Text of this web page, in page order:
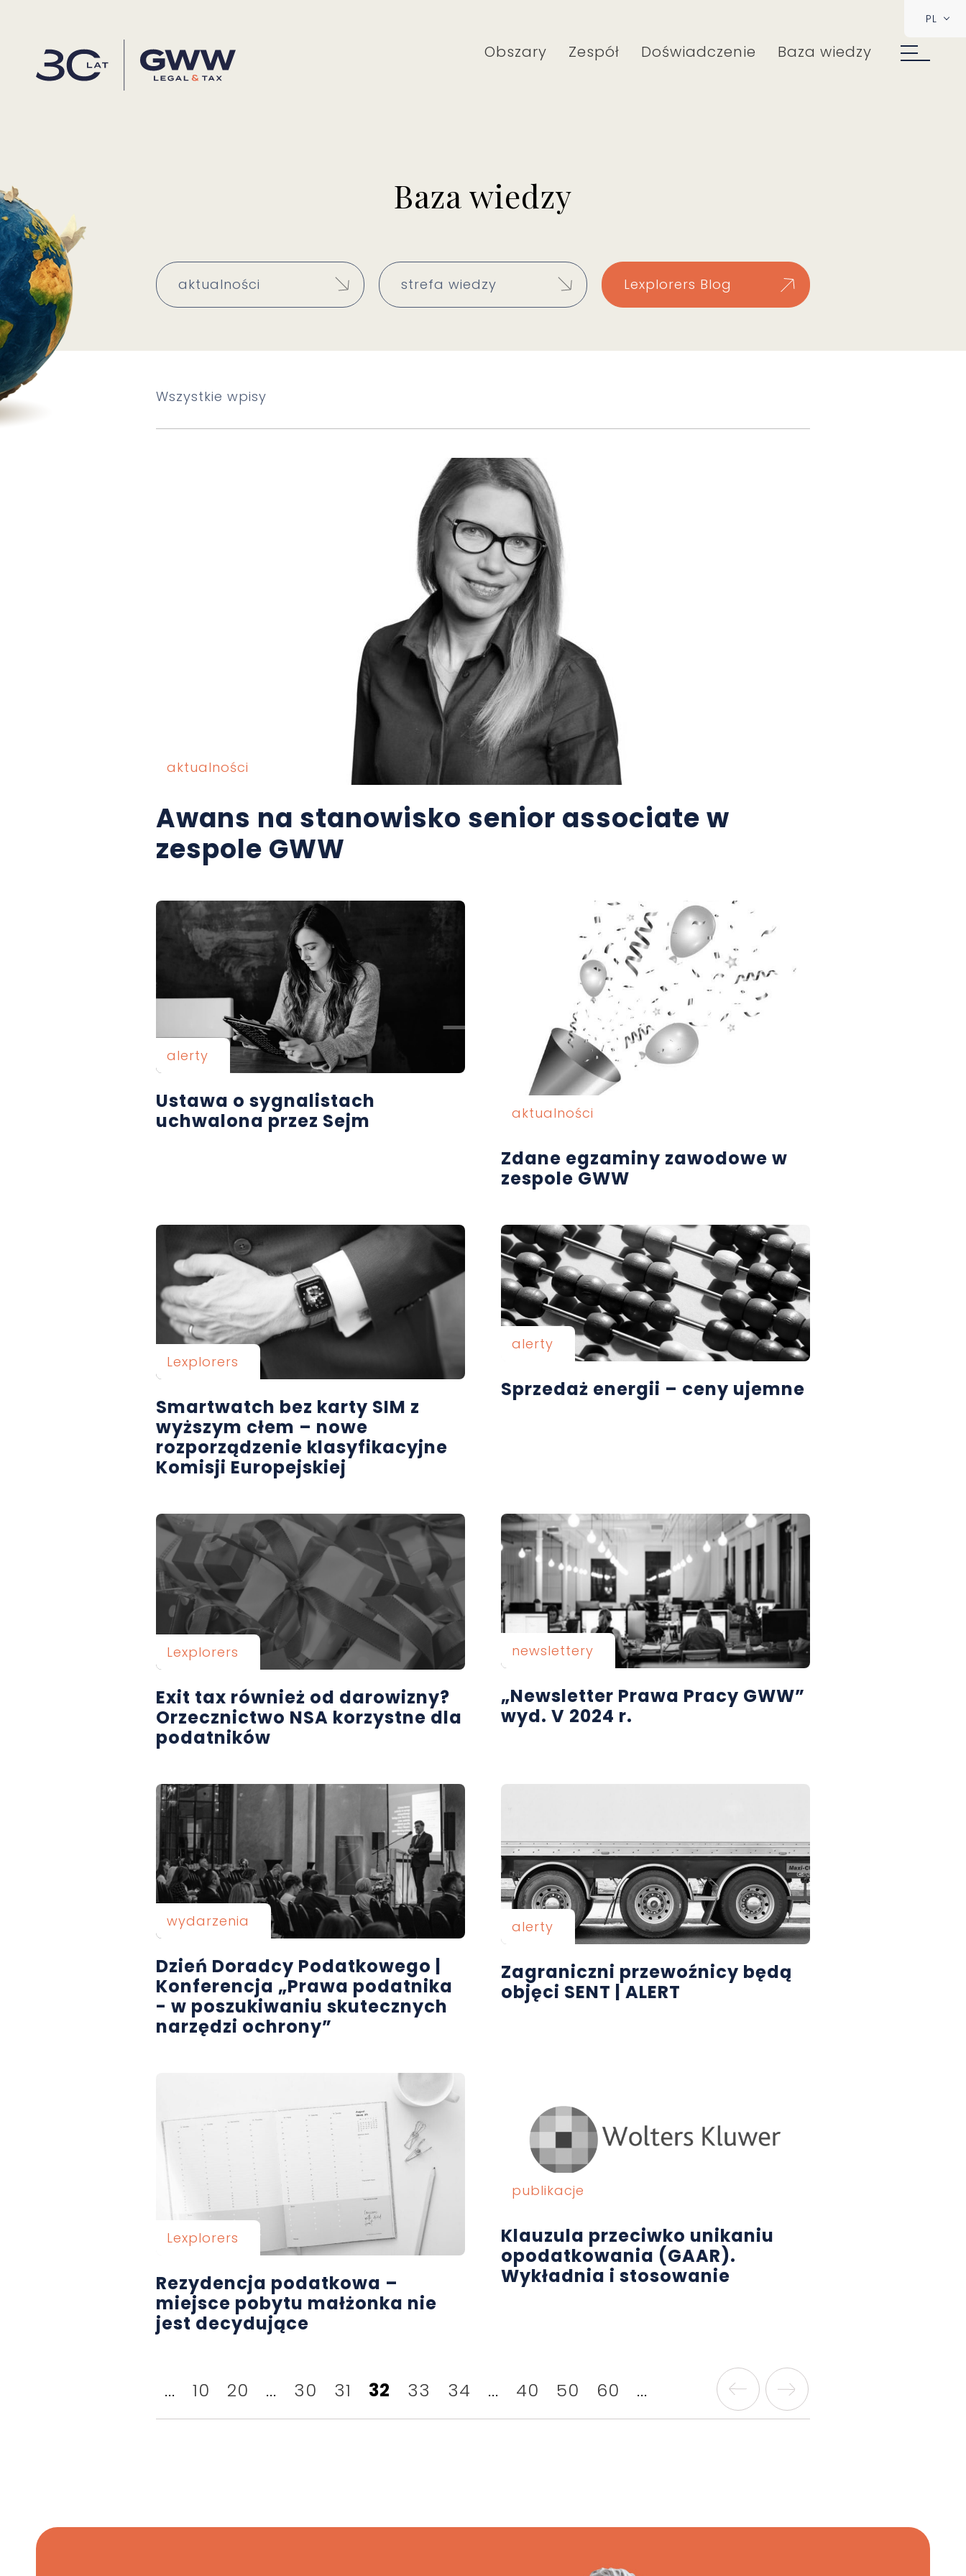
Obszary Zespół Doświadczenie Baza wiedzy
PL
Baza wiedzy
aktualności strefa wiedzy Lexplorers Blog
Wszystkie wpisy
aktualności
Awans na stanowisko senior associate w
zespole GWW
alerty
Ustawa o sygnalistach
uchwalona przez Sejm
aktualności
Zdane egzaminy zawodowe w
zespole GWW
Lexplorers
Smartwatch bez karty SIM z
wyższym cłem – nowe
rozporządzenie klasyfikacyjne
Komisji Europejskiej
alerty
Sprzedaż energii – ceny ujemne
Lexplorers
Exit tax również od darowizny?
Orzecznictwo NSA korzystne dla
podatników
newslettery
„Newsletter Prawa Pracy GWW”
wyd. V 2024 r.
wydarzenia
Dzień Doradcy Podatkowego |
Konferencja „Prawa podatnika
- w poszukiwaniu skutecznych
narzędzi ochrony”
alerty
Zagraniczni przewoźnicy będą
objęci SENT | ALERT
Lexplorers
Rezydencja podatkowa –
miejsce pobytu małżonka nie
jest decydujące
publikacje
Klauzula przeciwko unikaniu
opodatkowania (GAAR).
Wykładnia i stosowanie
... 10 20 ... 30 31 32 33 34 ... 40 50 60 ...